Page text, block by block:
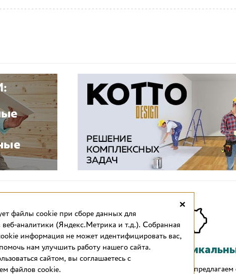
цены
отделочных материалов в интернет-
Мы предлагаем
×
файлы cookie при сборе данных для
веб-аналитики (Яндекс.Метрика и т.д.). Собранная
информация не может идентифицировать вас,
нам улучшить работу нашего сайта.
сайтом, вы соглашаетесь с
файлов cookie.